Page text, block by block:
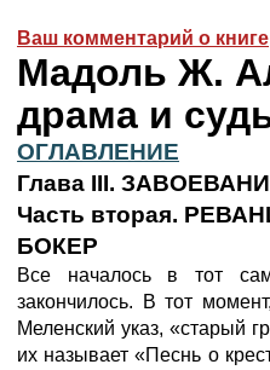
Ваш комментарий о книге
Мадоль Ж.
драма и
ОГЛАВЛЕНИЕ
Глава III.
Часть вторая.
БОКЕР
Все началось в тот
закончилось. В тот
Меленский указ, «старый
их называет «Песнь о